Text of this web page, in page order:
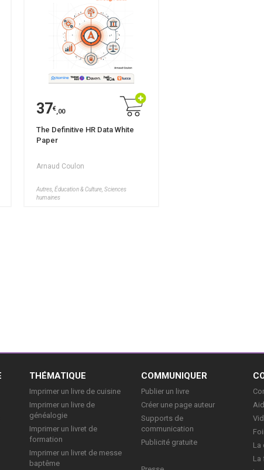
37€,00
The Definitive HR Data White
Paper
Arnaud Coulon
Autres, Éducation & Culture, Sciences
humaines
THÉMATIQUE
Imprimer un livre de cuisine
Imprimer un livre de
généalogie
Imprimer un livret de
formation
Imprimer un livret de messe
baptême
COMMUNIQUER
Publier un livre
Créer une page auteur
Supports de
communication
Publicité gratuite
La
La